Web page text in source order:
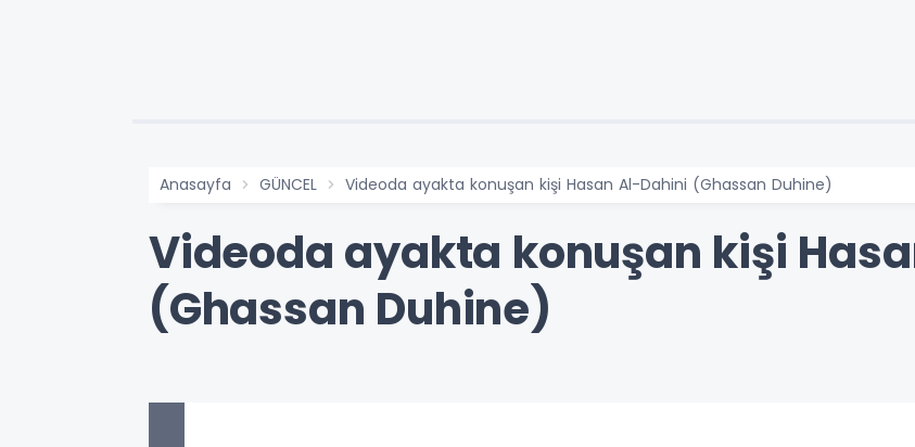
Anasayfa GÜNCEL Videoda ayakta konuşan kişi Hasan Al-Dahini (Ghassan Duhine)
Videoda ayakta konuşan kişi
(Ghassan Duhine)